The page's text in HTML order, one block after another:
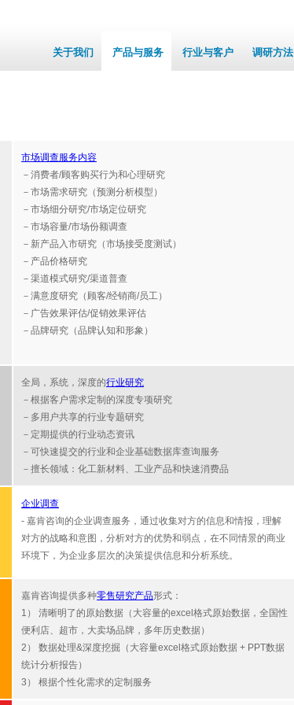
关于我们 产品与服务 行业与客户 调研方法
市场调查服务内容
－消费者/顾客购买行为和心理研究
－市场需求研究（预测分析模型）
－市场细分研究/市场定位研究
－市场容量/市场份额调查
－新产品入市研究（市场接受度测试）
－产品价格研究
－渠道模式研究/渠道普查
－满意度研究（顾客/经销商/员工）
－广告效果评估/促销效果评估
－品牌研究（品牌认知和形象）
全局，系统，深度的行业研究
－根据客户需求定制的深度专项研究
－多用户共享的行业专题研究
－定期提供的行业动态资讯
－可快速提交的行业和企业基础数据库查询服务
－擅长领域：化工新材料、工业产品和快速消费品
企业调查
- 嘉肯咨询的企业调查服务，通过收集对方的信息和情报，理解
对方的战略和意图，分析对方的优势和弱点，在不同情景的商业
环境下，为企业多层次的决策提供信息和分析系统。
嘉肯咨询提供多种零售研究产品形式：
1） 清晰明了的原始数据（大容量的excel格式原始数据，全国性
便利店、超市，大卖场品牌，多年历史数据）
2） 数据处理&深度挖掘（大容量excel格式原始数据 + PPT数据
统计分析报告）
3） 根据个性化需求的定制服务